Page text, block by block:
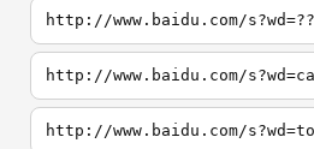
http://www.baidu.com/
http://www.baidu.com/
http://www.baidu.com/